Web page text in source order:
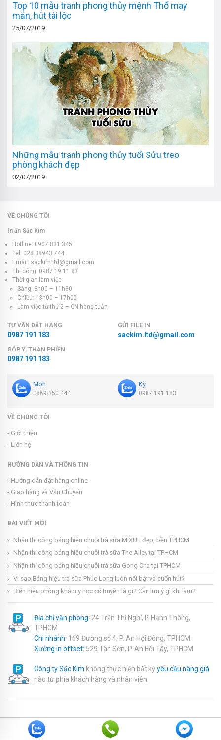
Top 10 mẫu tranh phong thủy mệnh Thổ may
mắn, hút tài lộc
25/07/2019
Những mẫu tranh phong thủy tuổi Sửu treo
phòng khách đẹp
02/07/2019
VỀ CHÚNG TÔI
In ấn Sắc Kim
Hotline: 0907 831 345
Tel: 028 38943 744
Email: sackim.ltd@gmail.com
Thi công: 0987 19 11 83
Thời gian làm việc
Sáng: 8h00 – 11h30
Chiều: 13h00 – 17h00
Làm việc từ thứ 2 – CN hàng tuần
TƯ VẤN ĐẶT HÀNG
0987 191 183
GỬI FILE IN
sackim.ltd@gmail.com
GÓP Ý, THAN PHIỀN
0987 191 183
Mon
0869 350 444
Kỳ
0987 191 183
VỀ CHÚNG TÔI
- Giới thiệu
- Liên hệ
HƯỚNG DẪN VÀ THÔNG TIN
- Hướng dẫn đặt hàng online
- Giao hàng và Vận Chuyển
- Hình thức thanh toán
BÀI VIẾT MỚI
Nhận thi công bảng hiệu chuỗi trà sữa MIXUE đẹp, bền TPHCM
Nhận thi công bảng hiệu chuỗi trà sữa The Alley tại TPHCM
Nhận thi công bảng hiệu chuỗi trà sữa Gong Cha tại TPHCM
Vì sao Bảng hiệu trà sữa Phúc Long luôn nổi bật và cuốn hút?
Biển hiệu phòng khám y học cổ truyền là gì? Cần lưu ý gì khi làm?
Địa chỉ văn phòng: 24 Trần Thị Nghỉ, P. Hạnh Thông,
TPHCM
Chi nhánh: 169 Đường số 4, P. An Hội Đông, TPHCM
Xưởng in offset: 529 Tân Sơn, P. An Hội Tây, TPHCM
Công ty Sắc Kim không thực hiện bất kỳyêu cầu nâng giá
nào từ phía khách hàng và nhân viên
Copyright © 2020. Nội dung bài viết trên trang thuộc sở hữu của
website
. Khi copy bài vui lòng để lại nguồn